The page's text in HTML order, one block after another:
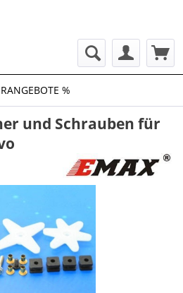
%
und Schrauben für